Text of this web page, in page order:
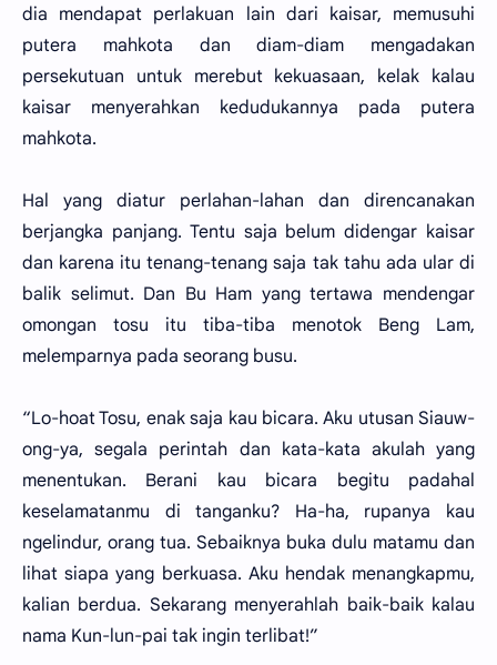
dia mendapat perlakuan lain dari kaisar, memusuhi
putera mahkota dan diam-diam mengadakan
persekutuan untuk merebut kekuasaan, kelak kalau
kaisar menyerahkan kedudukannya pada putera
mahkota.
Hal yang diatur perlahan-lahan dan direncanakan
berjangka panjang. Tentu saja belum didengar kaisar
dan karena itu tenang-tenang saja tak tahu ada ular di
balik selimut. Dan Bu Ham yang tertawa mendengar
omongan tosu itu tiba-tiba menotok Beng Lam,
melemparnya pada seorang busu.
“Lo-hoat Tosu, enak saja kau bicara. Aku utusan Siauw-
ong-ya, segala perintah dan kata-kata akulah yang
menentukan. Berani kau bicara begitu padahal
keselamatanmu di tanganku? Ha-ha, rupanya kau
ngelindur, orang tua. Sebaiknya buka dulu matamu dan
lihat siapa yang berkuasa. Aku hendak menangkapmu,
kalian berdua. Sekarang menyerahlah baik-baik kalau
nama Kun-lun-pai tak ingin terlibat!”